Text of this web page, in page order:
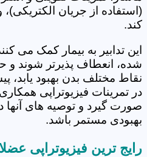
(استفاده از جریان الکتریکی)،
کند.
این تدابیر به بیمار کمک می
شده، انعطاف پذیرتر شوند و
نقاط مختلف بدن بهبود یابد،
در تمرینات فیزیوتراپی
صورت گیرد و توصیه های آنها
بهبودی مستمر باشد.
رایج ترین فیزیوتراپی